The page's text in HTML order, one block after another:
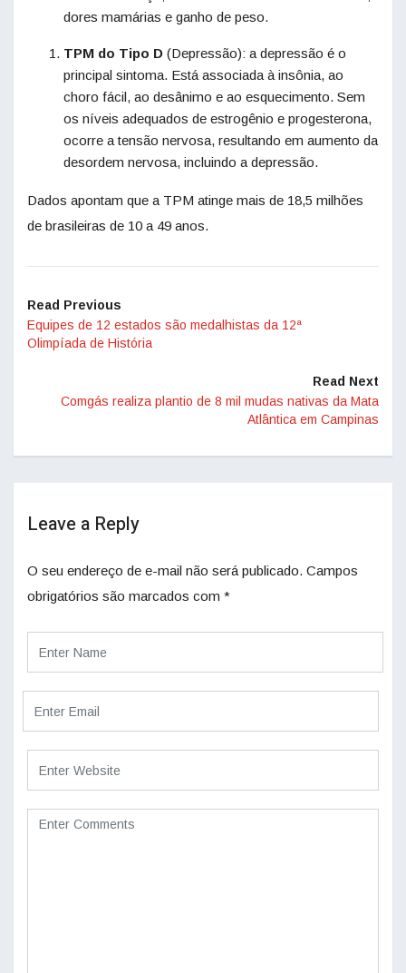
dores mamárias e ganho de peso.
TPM do Tipo D (Depressão): a depressão é o
principal sintoma. Está associada à insônia, ao
choro fácil, ao desânimo e ao esquecimento. Sem
os níveis adequados de estrogênio e progesterona,
ocorre a tensão nervosa, resultando em aumento da
desordem nervosa, incluindo a depressão.
Dados apontam que a TPM atinge mais de 18,5 milhões
de brasileiras de 10 a 49 anos.
Read Previous
Equipes de 12 estados são medalhistas da 12ª
Olimpíada de História
Read Next
Comgás realiza plantio de 8 mil mudas nativas da Mata
Atlântica em Campinas
Leave a Reply
O seu endereço de e-mail não será publicado. Campos
obrigatórios são marcados com *